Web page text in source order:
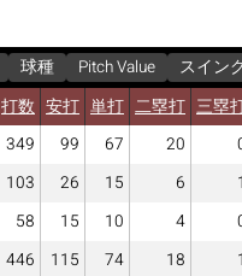
球種 Pitch Value
スイン
打数 安打 単打 二塁打 三塁
349 99 67 20
103 26 15 6
58 15 10 4
446 115 74 18